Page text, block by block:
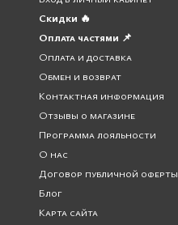
Скидки 🔥
Оплата частями 📌
Оплата и доставка
Обмен и возврат
Контактная информация
Отзывы о магазине
Программа лояльности
О нас
Договор публичной оферты
Блог
Карта сайта